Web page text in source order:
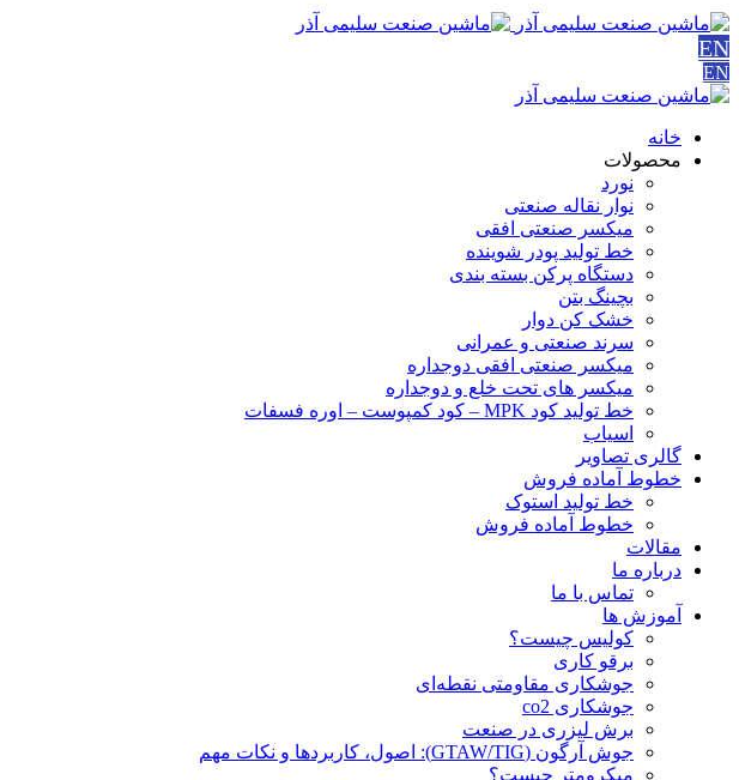
EN
EN
خانه
محصولات
نورد
نوار نقاله صنعتی
ميكسر صنعتی افقی
خط تولید پودر شوينده
دستگاه پرکن بسته بندی
بچينگ بتن
خشک کن دوار
سرند صنعتی و عمرانی
میکسر صنعتی افقی دوجداره
میکسر های تحت خلع و دوجداره
خط تولید کود MPK – کود کمپوست – اوره فسفات
اسیاب
گالری تصاویر
خطوط آماده فروش
خط تولید استوک
خطوط آماده فروش
مقالات
درباره ما
تماس با ما
آموزش ها
کولیس چیست؟
برقو کاری
جوشکاری مقاومتی نقطه‌ای
جوشکاری co2
برش لیزری در صنعت
جوش آرگون (GTAW/TIG): اصول، کاربردها و نکات مهم
میکرومتر چیست؟